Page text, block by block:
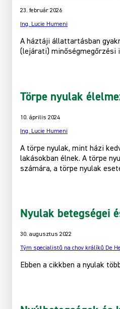
23. február 2026
Ing. Lucie Humeni
A háztáji állattartásban
(lejárati) minőségmegőrzési
Törpe nyulak
10. április 2024
Ing. Lucie Humeni
A törpe nyulak, mint házi
lakásokban élnek. A törpe
számára, a törpe nyulak
Nyulak betegségei
30. augusztus 2022
Tým specialistů na chov králíků De
Ebben a cikkben a nyulak